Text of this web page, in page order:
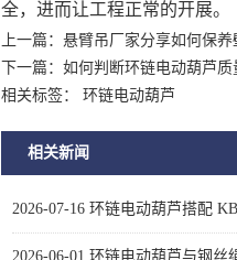
全，进而让工程正常的开展。
上一篇： 悬臂吊厂家分享如何保养
下一篇： 如何判断环链电动葫芦质
相关标签： 环链电动葫芦
相关新闻
2026-07-16 环链电动葫芦搭配
2026-06-01 环链电动葫芦与钢丝